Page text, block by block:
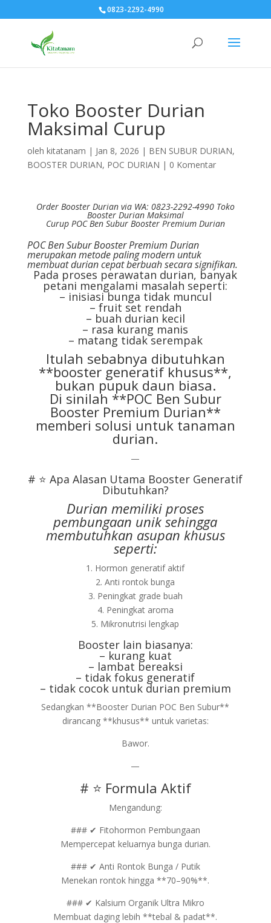
0823-2292-4990
Toko Booster Durian
Maksimal Curup
oleh kitatanam | Jan 8, 2026 | BEN SUBUR DURIAN,
BOOSTER DURIAN, POC DURIAN | 0 Komentar
Order Booster Durian via WA: 0823-2292-4990 Toko
Booster Durian Maksimal
Curup POC Ben Subur Booster Premium Durian
POC Ben Subur Booster Premium Durian
merupakan metode paling modern untuk
membuat durian cepat berbuah secara signifikan.
Pada proses perawatan durian, banyak
petani mengalami masalah seperti:
– inisiasi bunga tidak muncul
– fruit set rendah
– buah durian kecil
– rasa kurang manis
– matang tidak serempak
Itulah sebabnya dibutuhkan
**booster generatif khusus**,
bukan pupuk daun biasa.
Di sinilah **POC Ben Subur
Booster Premium Durian**
memberi solusi untuk tanaman
durian.
—
# ⭐ Apa Alasan Utama Booster Generatif
Dibutuhkan?
Durian memiliki proses
pembungaan unik sehingga
membutuhkan asupan khusus
seperti:
1. Hormon generatif aktif
2. Anti rontok bunga
3. Peningkat grade buah
4. Peningkat aroma
5. Mikronutrisi lengkap
Booster lain biasanya:
– kurang kuat
– lambat bereaksi
– tidak fokus generatif
– tidak cocok untuk durian premium
Sedangkan **Booster Durian POC Ben Subur**
dirancang **khusus** untuk varietas:
Bawor.
—
# ⭐ Formula Aktif
Mengandung:
### ✔ Fitohormon Pembungaan
Mempercepat keluarnya bunga durian.
### ✔ Anti Rontok Bunga / Putik
Menekan rontok hingga **70–90%**.
### ✔ Kalsium Organik Ultra Mikro
Membuat daging lebih **tebal & padat**.